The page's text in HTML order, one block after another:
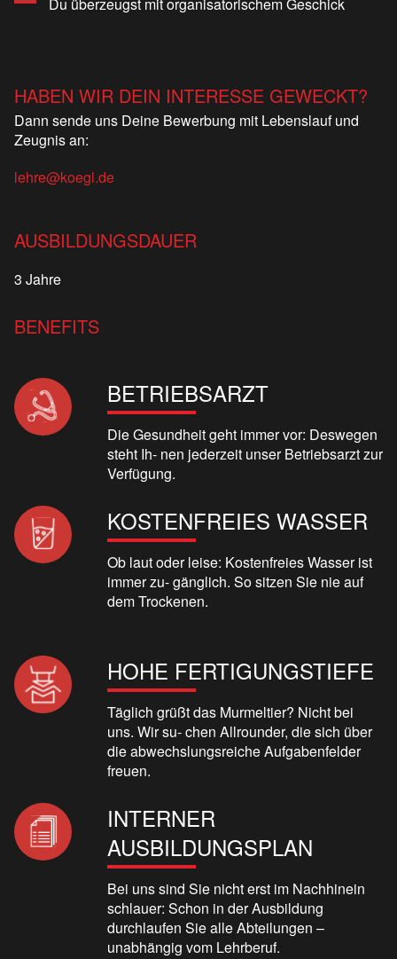
HABEN WIR DEIN INTERESSE GEWECKT?
Dann sende uns Deine Bewerbung mit Lebenslauf und
Zeugnis an:
lehre@koegl.de
AUSBILDUNGSDAUER
3 Jahre
BENEFITS
BETRIEBSARZT
Die Gesundheit geht immer vor: Deswegen
steht Ih- nen jederzeit unser Betriebsarzt zur
Verfügung.
KOSTENFREIES WASSER
Ob laut oder leise: Kostenfreies Wasser ist
immer zu- gänglich. So sitzen Sie nie auf
dem Trockenen.
HOHE FERTIGUNGSTIEFE
Täglich grüßt das Murmeltier? Nicht bei
uns. Wir su- chen Allrounder, die sich über
die abwechslungsreiche Aufgabenfelder
freuen.
INTERNER
AUSBILDUNGSPLAN
Bei uns sind Sie nicht erst im Nachhinein
schlauer: Schon in der Ausbildung
durchlaufen Sie alle Abteilungen –
unabhängig vom Lehrberuf.